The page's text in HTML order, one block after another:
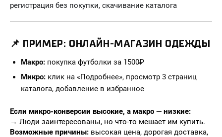
регистрация без покупки, скачивание каталога
📌 ПРИМЕР: ОНЛАЙН-МАГАЗИН ОДЕЖДЫ
Макро: покупка футболки за 1500₽
Микро: клик на «Подробнее», просмотр 3 страниц
каталога, добавление в избранное
Если микро-конверсии высокие, а макро — низкие:
→ Люди заинтересованы, но что-то мешает им купить.
Возможные причины: высокая цена, дорогая доставка,